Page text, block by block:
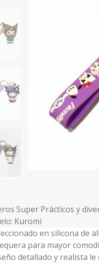
Super Prácticos y
Kuromi
en silicona de
para mayor
detallado y realista